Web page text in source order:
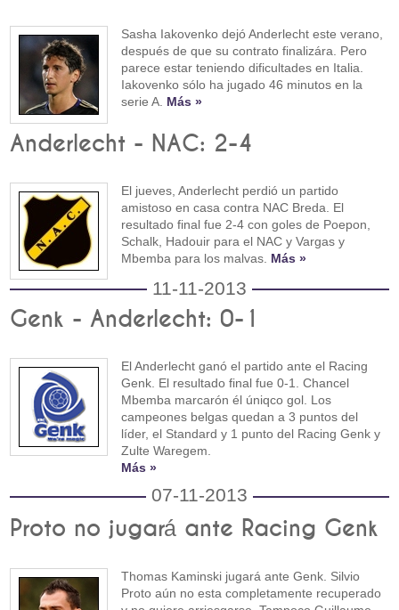
Sasha Iakovenko dejó Anderlecht este verano,
después de que su contrato finalizára. Pero
parece estar teniendo dificultades en Italia.
Iakovenko sólo ha jugado 46 minutos en la
serie A. Más »
Anderlecht - NAC: 2-4
El jueves, Anderlecht perdió un partido
amistoso en casa contra NAC Breda. El
resultado final fue 2-4 con goles de Poepon,
Schalk, Hadouir para el NAC y Vargas y
Mbemba para los malvas. Más »
11-11-2013
Genk - Anderlecht: 0-1
El Anderlecht ganó el partido ante el Racing
Genk. El resultado final fue 0-1. Chancel
Mbemba marcarón él úniqco gol. Los
campeones belgas quedan a 3 puntos del
líder, el Standard y 1 punto del Racing Genk y
Zulte Waregem.
Más »
07-11-2013
Proto no jugará ante Racing Genk
Thomas Kaminski jugará ante Genk. Silvio
Proto aún no esta completamente recuperado